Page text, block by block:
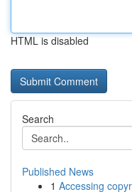
HTML is disabled
Search
Published News
1 Accessing